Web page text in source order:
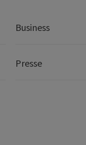
Business
Presse